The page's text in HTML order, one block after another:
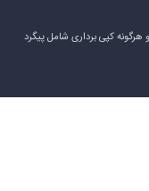
کپی برداری شامل پیگرد